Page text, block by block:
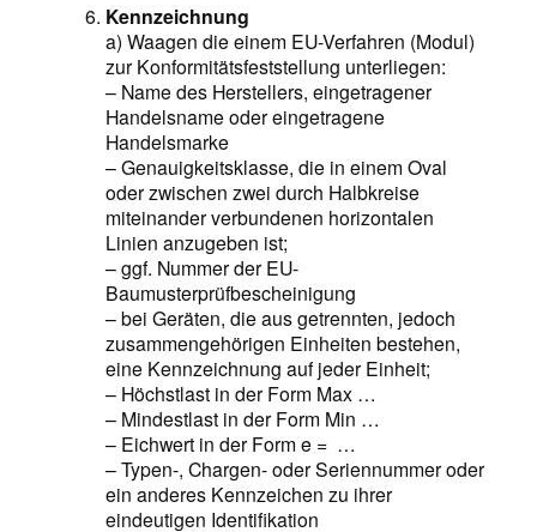
Kennzeichnung
a) Waagen die einem EU-Verfahren (Modul)
zur Konformitätsfeststellung unterliegen:
– Name des Herstellers, eingetragener
Handelsname oder eingetragene
Handelsmarke
– Genauigkeitsklasse, die in einem Oval
oder zwischen zwei durch Halbkreise
miteinander verbundenen horizontalen
Linien anzugeben ist;
– ggf. Nummer der EU-
Baumusterprüfbescheinigung
– bei Geräten, die aus getrennten, jedoch
zusammengehörigen Einheiten bestehen,
eine Kennzeichnung auf jeder Einheit;
– Höchstlast in der Form Max …
– Mindestlast in der Form Min …
– Eichwert in der Form e = …
– Typen-, Chargen- oder Seriennummer oder
ein anderes Kennzeichen zu ihrer
eindeutigen Identifikation